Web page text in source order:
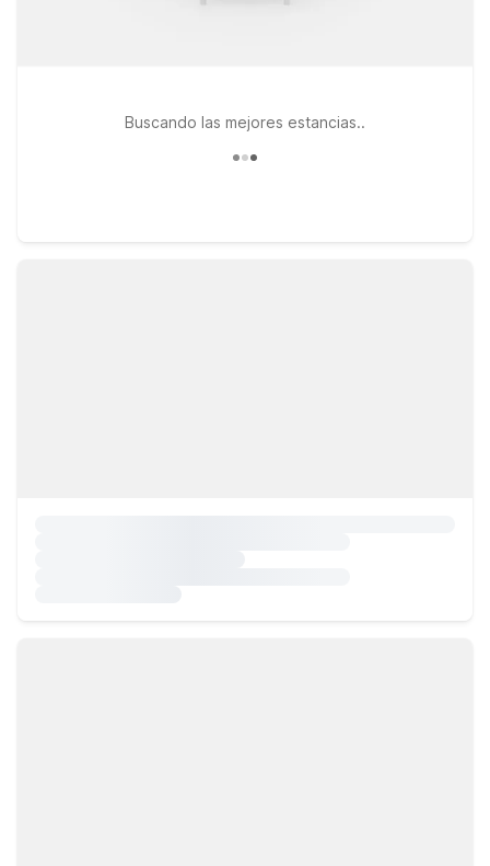
Buscando las mejores estancias..